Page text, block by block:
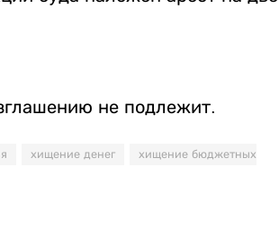
не подлежит.
хищение денег хищение бюджетных